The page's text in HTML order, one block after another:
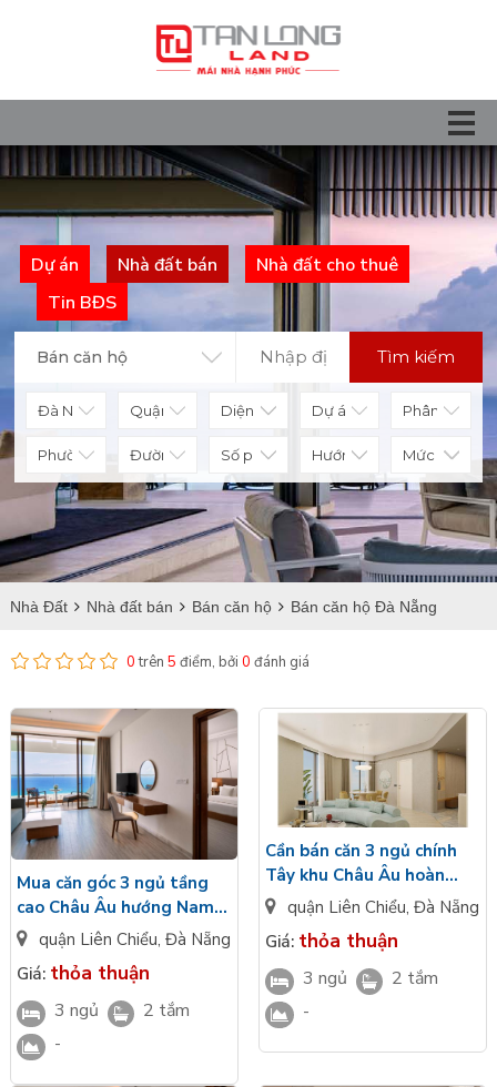
Dự án Nhà đất bán
Nhà đất cho thuê
Tin BĐS
Bán căn hộ Tìm kiếm
Diện tích
Số phòng Hướng nhà Mức giá
Nhà Đất Nhà đất bán Bán căn hộ Bán căn hộ Đà Nẵng
0trên 5 điểm, bởi 0 đánh giá
Mua căn góc 3 ngủ tầng
cao Châu Âu hướng Nam
bàn giao cao cấp
Nẵng
quận Liên Chiểu, Đà Nẵng
Giá: thỏa thuận
3 ngủ
2 tắm
-
Cần bán căn 3 ngủ chính
Tây khu Châu Âu hoàn
thiện cao cấp nhìn biển
Nẵng
quận Liên Chiểu, Đà Nẵng
Giá: thỏa thuận
3 ngủ
2 tắm
-